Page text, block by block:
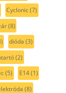
Cyclonic(7)
(8)
dióda (3)
(2)
(5) E14(1)
(8)